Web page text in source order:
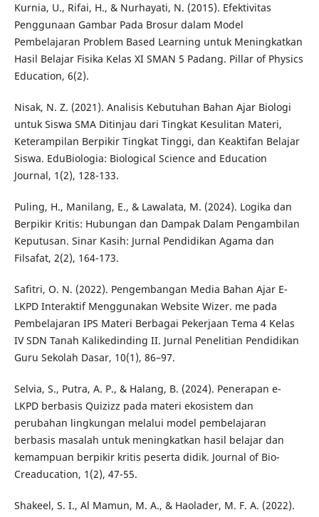
Kurnia, U., Rifai, H., & Nurhayati, N. (2015). Efektivitas
Penggunaan Gambar Pada Brosur dalam Model
Pembelajaran Problem Based Learning untuk Meningkatkan
Hasil Belajar Fisika Kelas XI SMAN 5 Padang. Pillar of Physics
Education, 6(2).
Nisak, N. Z. (2021). Analisis Kebutuhan Bahan Ajar Biologi
untuk Siswa SMA Ditinjau dari Tingkat Kesulitan Materi,
Keterampilan Berpikir Tingkat Tinggi, dan Keaktifan Belajar
Siswa. EduBiologia: Biological Science and Education
Journal, 1(2), 128-133.
Puling, H., Manilang, E., & Lawalata, M. (2024). Logika dan
Berpikir Kritis: Hubungan dan Dampak Dalam Pengambilan
Keputusan. Sinar Kasih: Jurnal Pendidikan Agama dan
Filsafat, 2(2), 164-173.
Safitri, O. N. (2022). Pengembangan Media Bahan Ajar E-
LKPD Interaktif Menggunakan Website Wizer. me pada
Pembelajaran IPS Materi Berbagai Pekerjaan Tema 4 Kelas
IV SDN Tanah Kalikedinding II. Jurnal Penelitian Pendidikan
Guru Sekolah Dasar, 10(1), 86–97.
Selvia, S., Putra, A. P., & Halang, B. (2024). Penerapan e-
LKPD berbasis Quizizz pada materi ekosistem dan
perubahan lingkungan melalui model pembelajaran
berbasis masalah untuk meningkatkan hasil belajar dan
kemampuan berpikir kritis peserta didik. Journal of Bio-
Creaducation, 1(2), 47-55.
Shakeel, S. I., Al Mamun, M. A., & Haolader, M. F. A. (2022).